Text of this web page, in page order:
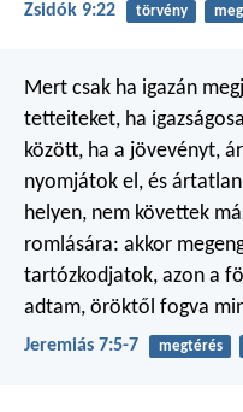
Zsidók 9:22 törvény
Mert csak ha igazán
tetteiteket, ha
között, ha a jövevényt,
nyomjátok el, és
helyen, nem követtek
romlására: akkor
tartózkodjatok, azon a
adtam, öröktől fogva
Jeremiás 7:5-7 megtérés